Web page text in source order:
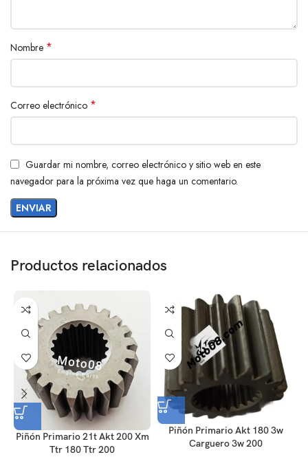
Nombre *
Correo electrónico *
Guardar mi nombre, correo electrónico y sitio web en este
navegador para la próxima vez que haga un comentario.
Productos relacionados
Piñón Primario 21t Akt 200 Xm
Ttr 180 Ttr 200
Piñón Primario Akt 180 3w
Carguero 3w 200